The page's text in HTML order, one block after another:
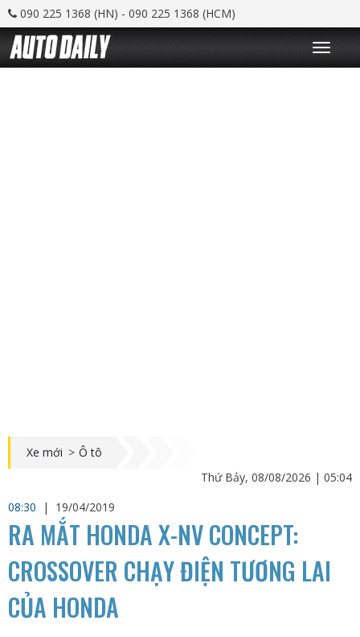
090 225 1368 (HN) - 090 225 1368 (HCM)
T
o
g
Xe mới > Ô tô
Thứ Bảy, 08/08/2026 | 05:04
08:30
| 19/04/2019
RA MẮT HONDA X-NV CONCEPT:
CROSSOVER CHẠY ĐIỆN TƯƠNG LAI
CỦA HONDA